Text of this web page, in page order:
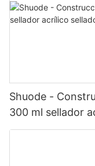
Shuode -
300 ml sellador
de silicona